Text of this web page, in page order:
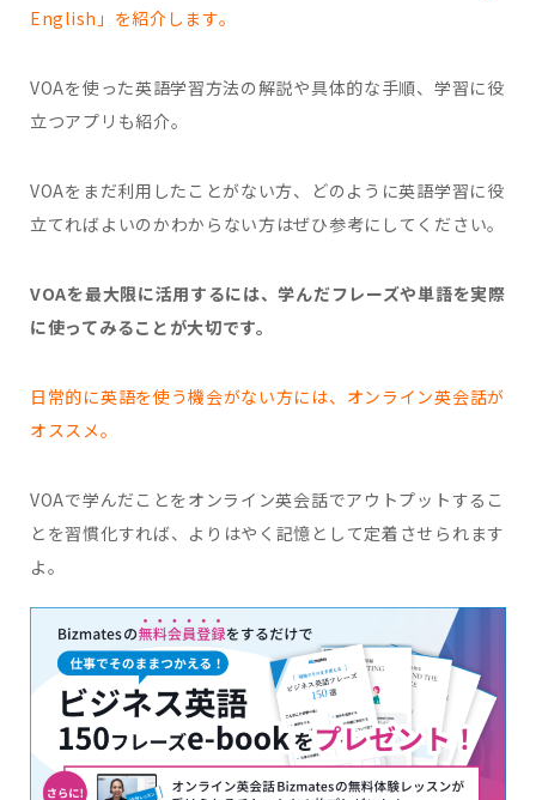
English」を紹介します。
VOAを使った英語学習方法の解説や具体的な手順、学習に役
立つアプリも紹介。
VOAをまだ利用したことがない方、どのように英語学習に役
立てればよいのかわからない方はぜひ参考にしてください。
VOAを最大限に活用するには、学んだフレーズや単語を実際
に使ってみることが大切です。
日常的に英語を使う機会がない方には、オンライン英会話が
オススメ。
VOAで学んだことをオンライン英会話でアウトプットするこ
とを習慣化すれば、よりはやく記憶として定着させられます
よ。